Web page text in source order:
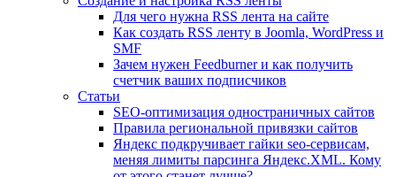
Для чего нужна RSS лента на сайте
Как создать RSS ленту в Joomla, WordPress и
SMF
Зачем нужен Feedburner и как получить
счетчик ваших подписчиков
Статьи
SEO-оптимизация одностраничных сайтов
Правила региональной привязки сайтов
Яндекс подкручивает гайки seo-сервисам,
меняя лимиты парсинга Яндекс.XML. Кому